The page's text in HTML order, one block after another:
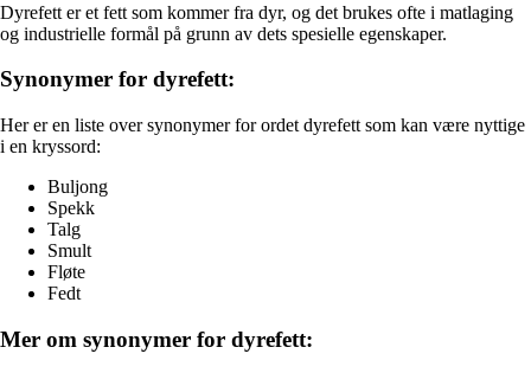
Dyrefett er et fett som kommer fra dyr, og det brukes ofte i matlaging
og industrielle formål på grunn av dets spesielle egenskaper.
Synonymer for dyrefett:
Her er en liste over synonymer for ordet dyrefett som kan være nyttige
i en kryssord:
Buljong
Spekk
Talg
Smult
Fløte
Fedt
Mer om synonymer for dyrefett: